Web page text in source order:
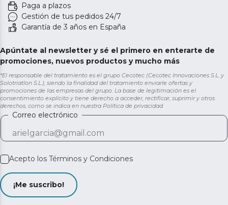
Paga a plazos
Gestión de tus pedidos 24/7
Garantía de 3 años en España
Apúntate al newsletter y sé el primero en enterarte de
promociones, nuevos productos y mucho más
*El responsable del tratamiento es el grupo Cecotec (Cecotec Innovaciones S.L. y
Solotriatlon S.L.), siendo la finalidad del tratamiento enviarle ofertas y
promociones de las empresas del grupo. La base de legitimación es el
consentimiento explícito y tiene derecho a acceder, rectificar, suprimir y otros
derechos, como se indica en nuestra Política de privacidad
Correo electrónico
Acepto los Términos y Condiciones
¡Me suscribo!